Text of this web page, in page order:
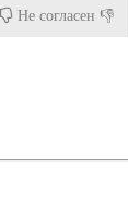
Не согласен 👎